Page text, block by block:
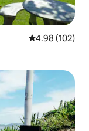
औसत रेटिंग 5 में से
4.98 (102)